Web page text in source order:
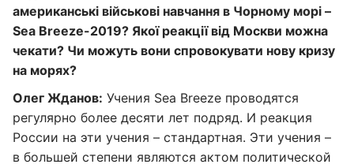
американські військові навчання в Чорному морі –
Sea Breeze-2019? Якої реакції від Москви можна
чекати? Чи можуть вони спровокувати нову кризу
на морях?
Олег Жданов: Учения Sea Breeze проводятся
регулярно более десяти лет подряд. И реакция
России на эти учения – стандартная. Эти учения –
в большей степени являются актом политической